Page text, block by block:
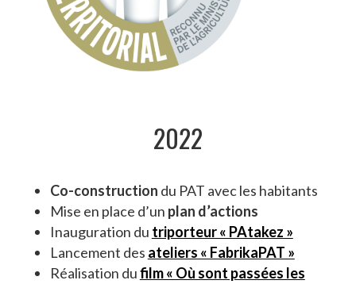
2022
Co-construction du PAT avec les habitants
Mise en place d’un plan d’actions
Inauguration du triporteur « PAtakez »
Lancement des ateliers « FabrikaPAT »
Réalisation dufilm « Où sont passées les